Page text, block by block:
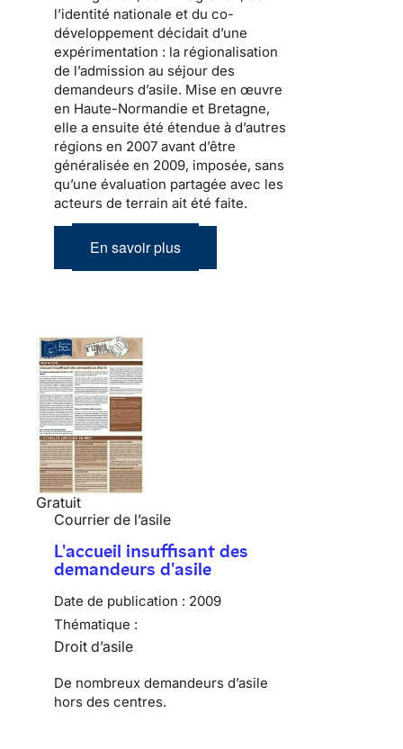
l’identité nationale et du co-
développement décidait d’une
expérimentation : la régionalisation
de l’admission au séjour des
demandeurs d’asile. Mise en œuvre
en Haute-Normandie et Bretagne,
elle a ensuite été étendue à d’autres
régions en 2007 avant d’être
généralisée en 2009, imposée, sans
qu’une évaluation partagée avec les
acteurs de terrain ait été faite.
En savoir plus
Gratuit
Courrier de l’asile
L'accueil insuffisant des
demandeurs d'asile
Date de publication : 2009
Thématique :
Droit d’asile
De nombreux demandeurs d’asile
hors des centres.